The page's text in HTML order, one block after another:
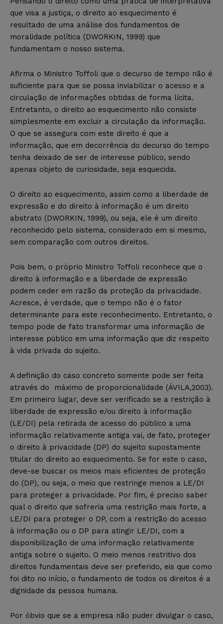
que visa a justiça, o direito ao esquecimento é
resultado de uma análise dos fundamentos de
moralidade política (DWORKIN, 1999) que
fundamentam o nosso sistema.
Afirma o Ministro Toffoli que o decurso de tempo não é
suficiente para que se possa inviabilizar o acesso e a
circulação de informações obtidas de forma lícita.
Entretanto, o direito ao esquecimento não consiste
simplesmente em excluir a circulação da informação.
O que se assegura com este direito é que a
informação, que em decorrência do decurso do tempo
tenha deixado de ser de interesse público, sendo
apenas objeto de curiosidade, seja esquecida.
O direito ao esquecimento, assim como a liberdade de
expressão e do direito à informação é um direito
abstrato (DWORKIN, 1999), ou seja, ele é um direito
reconhecido pelo sistema, considerado em si mesmo,
sem comparação com outros direitos.
Pois bem, o próprio Ministro Toffoli reconhece que o
direito à informação e a liberdade de expressão
podem ceder em razão da proteção da privacidade.
Acresce, é verdade, que o tempo não é o fator
determinante para este reconhecimento. Entretanto, o
tempo pode de fato transformar uma informação de
interesse público em uma informação que diz respeito
à vida privada do sujeito.
A definição do caso concreto somente pode ser feita
através do máximo de proporcionalidade (ÁVILA,2003).
Em primeiro lugar, deve ser verificado se a restrição à
liberdade de expressão e/ou direito à informação
(LE/DI) pela retirada de acesso do público a uma
informação relativamente antiga vai, de fato, proteger
o direito à privacidade (DP) do sujeito supostamente
titular do direito ao esquecimento. Se for este o caso,
deve-se buscar os meios mais eficientes de proteção
do (DP), ou seja, o meio que restringe menos a LE/DI
para proteger a privacidade. Por fim, é preciso saber
qual o direito que sofreria uma restrição mais forte, a
LE/DI para proteger o DP, com a restrição do acesso
à informação ou o DP para atingir LE/DI, com a
disponibilização de uma informação relativamente
antiga sobre o sujeito. O meio menos restritivo dos
direitos fundamentais deve ser preferido, eis que como
foi dito no início, o fundamento de todos os direitos é a
dignidade da pessoa humana.
Por óbvio que se a empresa não puder divulgar o caso,